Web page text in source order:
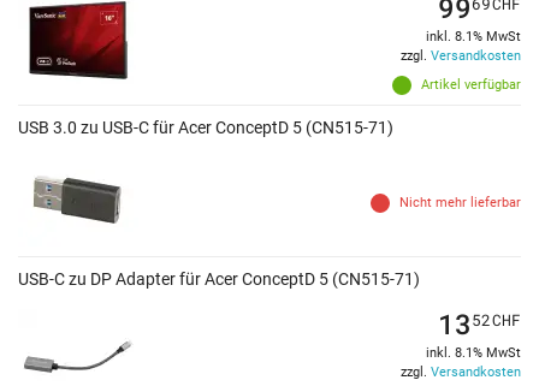
Artikel verfügbar
inkl. 8.1% MwSt
zzgl. Versandkosten
USB 3.0 zu USB-C für Acer ConceptD 5 (CN515-71)
Nicht mehr lieferbar
USB-C zu DP Adapter für Acer ConceptD 5 (CN515-71)
1352CHF
inkl. 8.1% MwSt
zzgl. Versandkosten